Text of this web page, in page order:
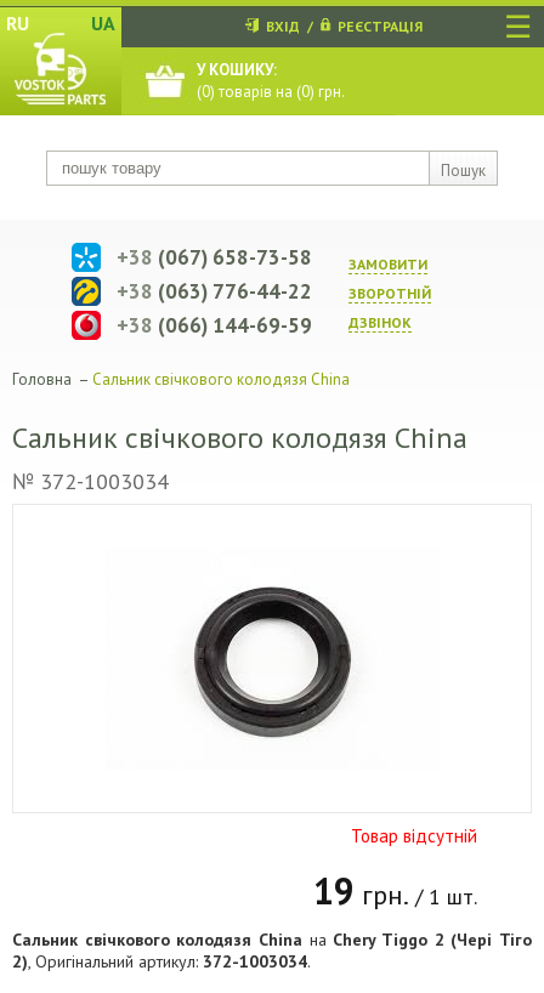
☰
RU UA
Пошук
ВХІД / РЕЄСТРАЦІЯ
У КОШИКУ:
(0) товарів на (0) грн.
ЗАМОВИТИ
ЗВОРОТНIЙ
ДЗВIНОК
+38 (067) 658-73-58
+38 (063) 776-44-22
+38 (066) 144-69-59
Головна – Сальник свічкового колодязя China
Сальник свічкового колодязя China
№ 372-1003034
Товар відсутній
19 грн. / 1 шт.
Сальник свічкового колодязя China на Chery Tiggo 2 (Чері Тіго
2), Оригінальний артикул: 372-1003034.